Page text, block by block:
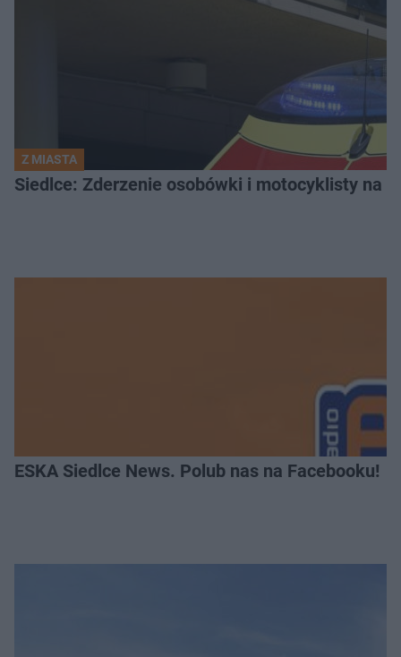
Z MIASTA
Siedlce: Zderzenie osobówki i motocyklisty na
ESKA Siedlce News. Polub nas na Facebooku!